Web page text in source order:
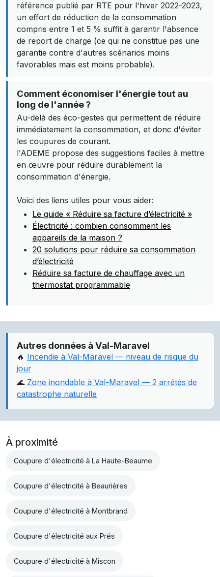
référence publié par RTE pour l'hiver 2022-2023,
un effort de réduction de la consommation
compris entre 1 et 5 % suffit à garantir l'absence
de report de charge (ce qui ne constitue pas une
garantie contre d'autres scénarios moins
favorables mais est moins probable).
Comment économiser l'énergie tout au
long de l'année ?
Au-delà des éco-gestes qui permettent de réduire
immédiatement la consommation, et donc d'éviter
les coupures de courant.
l'ADEME propose des suggestions faciles à mettre
en œuvre pour réduire durablement la
consommation d'énergie.
Voici des liens utiles pour vous aider:
Le guide « Réduire sa facture d’électricité »
Électricité : combien consomment les
appareils de la maison ?
20 solutions pour réduire sa consommation
d’électricité
Réduire sa facture de chauffage avec un
thermostat programmable
Autres données à Val-Maravel
🔥 Incendie à Val-Maravel — niveau de risque du
jour
🌊 Zone inondable à Val-Maravel — 2 arrêtés de
catastrophe naturelle
À proximité
Coupure d'électricité à La Haute-Beaume
Coupure d'électricité à Beaurières
Coupure d'électricité à Montbrand
Coupure d'électricité aux Prés
Coupure d'électricité à Miscon